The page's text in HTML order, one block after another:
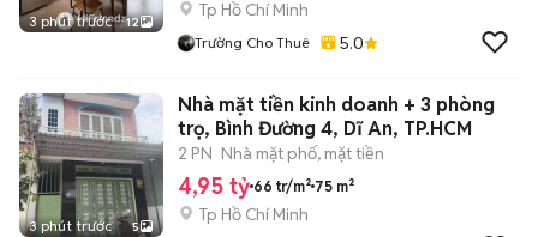
3 phút trước 12
Tp Hồ Chí Minh
Trường Cho Thuê 5.0
3 phút trước 5
Nhà mặt tiền kinh doanh + 3 phòng
trọ, Bình Đường 4, Dĩ An, TP.HCM
2 PN Nhà mặt phố, mặt tiền
4,95 tỷ 66 tr/m² 75 m²
Tp Hồ Chí Minh